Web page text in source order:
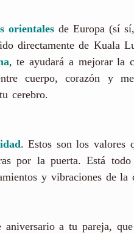
orientales de Europa (sí
directamente de Kuala
, te ayudará a mejorar la
cuerpo, corazón y
cerebro.
. Estos son los valores
por la puerta. Está
y vibraciones de
a tu pareja,